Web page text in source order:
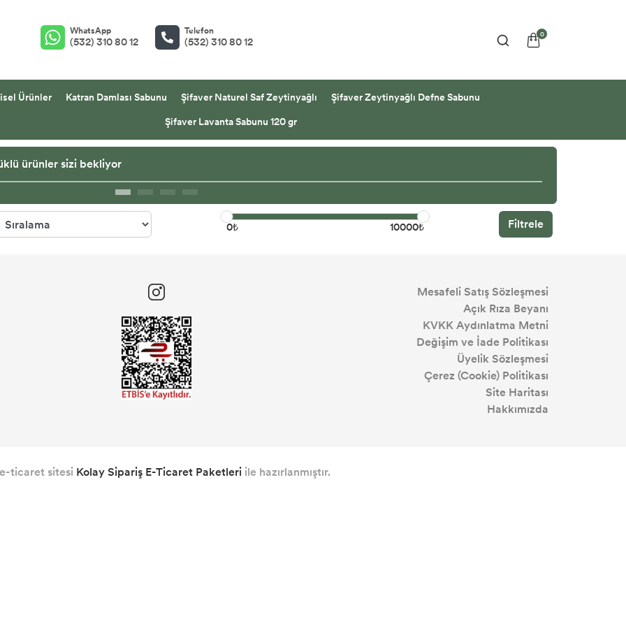
WhatsApp
(532) 310 80 12
Telefon
(532) 310 80 12
0
Ürünler Katran Damlası Sabunu Şifaver Naturel Saf Zeytinyağlı
Şifaver Zeytinyağlı Defne Sabunu
Şifaver Lavanta Sabunu 120 gr
ürünler sizi bekliyor
0₺ 10000₺ Filtrele
Mesafeli Satış Sözleşmesi
Açık Rıza Beyanı
KVKK Aydınlatma Metni
Değişim ve İade Politikası
Üyelik Sözleşmesi
Çerez (Cookie) Politikası
Site Haritası
Hakkımızda
ticaret sitesi Kolay Sipariş E-Ticaret Paketleriile hazırlanmıştır.